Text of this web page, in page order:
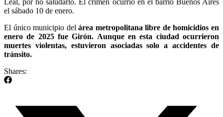
el sábado 10 de enero.
El único municipio del área metropolitana libre de homicidios en
enero de 2025 fue Girón. Aunque en esta ciudad ocurrieron
muertes violentas, estuvieron asociadas solo a accidentes de
tránsito.
Shares: